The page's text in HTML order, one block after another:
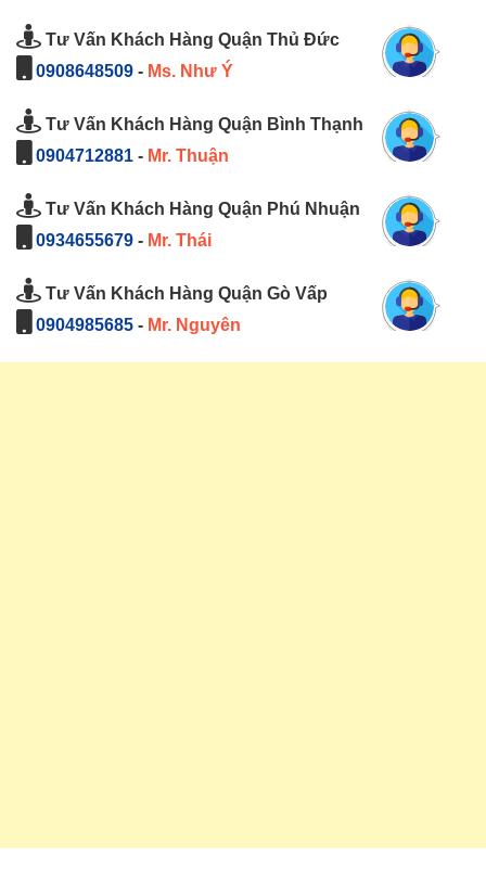
Tư Vấn Khách Hàng Quận Thủ Đức
0908648509 - Ms. Như Ý
Tư Vấn Khách Hàng Quận Bình Thạnh
0904712881 - Mr. Thuận
Tư Vấn Khách Hàng Quận Phú Nhuận
0934655679 - Mr. Thái
Tư Vấn Khách Hàng Quận Gò Vấp
0904985685 - Mr. Nguyên